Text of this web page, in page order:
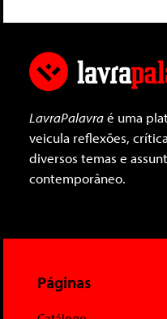
LavraPalavraé uma
veicula reflexões,
diversos temas e
contemporâneo.
Páginas